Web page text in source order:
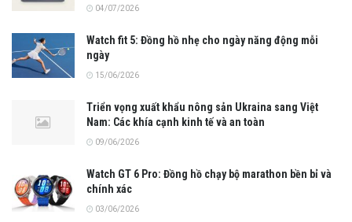
04/07/2026
Watch fit 5: Đồng hồ nhẹ cho ngày năng động mỗi
ngày
15/06/2026
Triển vọng xuất khẩu nông sản Ukraina sang Việt
Nam: Các khía cạnh kinh tế và an toàn
09/06/2026
Watch GT 6 Pro: Đồng hồ chạy bộ marathon bền bỉ và
chính xác
03/06/2026